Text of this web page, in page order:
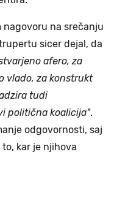
nagovoru na srečanju
sicer dejal, da
afero, za
vlado, za konstrukt
tudi
politična koalicija".
odgovornosti, saj
kar je njihova